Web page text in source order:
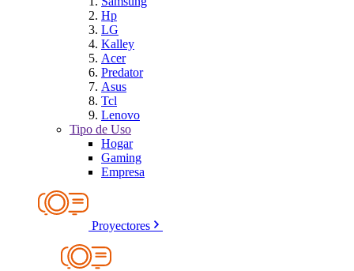
Hp
LG
Kalley
Acer
Predator
Asus
Tcl
Lenovo
Tipo de Uso
Hogar
Gaming
Empresa
Proyectores